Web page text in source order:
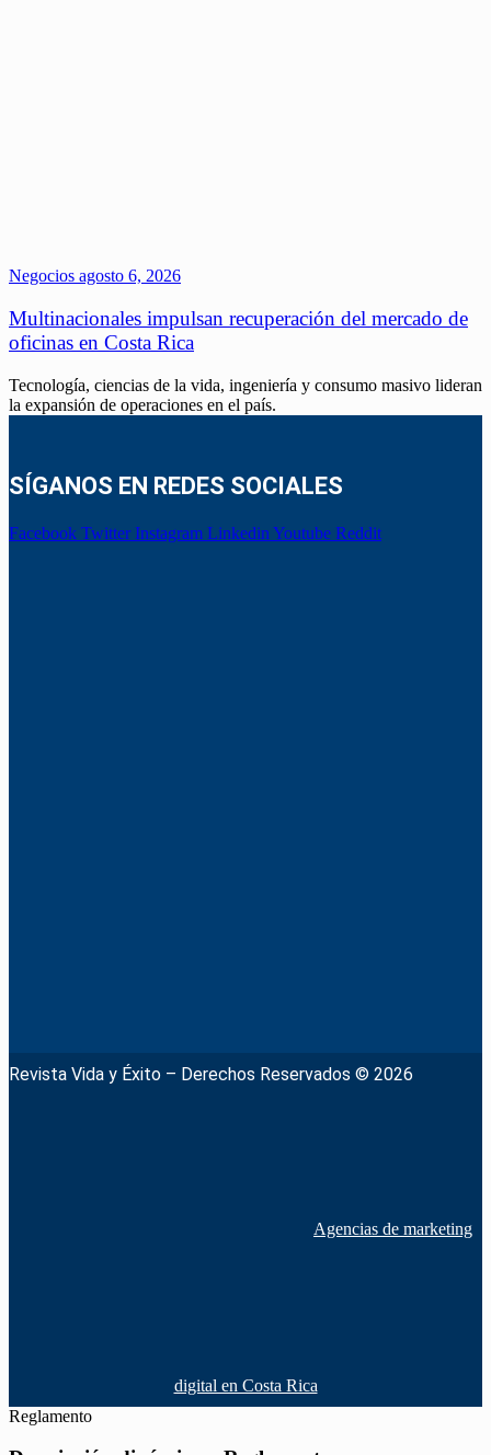
Negocios agosto 6, 2026
Multinacionales impulsan recuperación del mercado de
oficinas en Costa Rica
Tecnología, ciencias de la vida, ingeniería y consumo masivo lideran
la expansión de operaciones en el país.
SÍGANOS EN REDES SOCIALES
Facebook Twitter Instagram Linkedin Youtube Reddit
Revista Vida y Éxito – Derechos Reservados © 2026
Agencias de marketing
digital en Costa Rica
Reglamento